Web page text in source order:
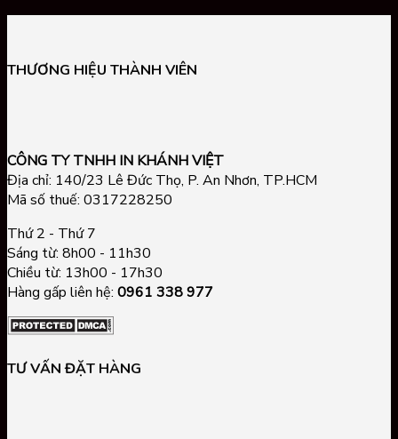
Liền
RẺ
THƯƠNG HIỆU THÀNH VIÊN
CÔNG TY TNHH IN KHÁNH VIỆT
Địa chỉ: 140/23 Lê Đức Thọ, P. An Nhơn, TP.HCM
Mã số thuế: 0317228250
Thứ 2 - Thứ 7
Sáng từ: 8h00 - 11h30
Chiều từ: 13h00 - 17h30
Hàng gấp liên hệ: 0961 338 977
TƯ VẤN ĐẶT HÀNG